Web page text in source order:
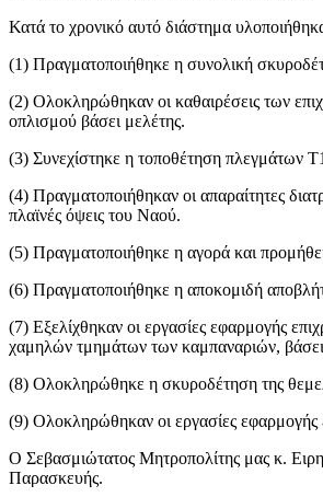
Κατά το χρονικό αυτό διάστημα
(1) Πραγματοποιήθηκε η συνολική
(2) Ολοκληρώθηκαν οι καθαιρέσεις των
οπλισμού βάσει μελέτης.
(3) Συνεχίστηκε η τοποθέτηση πλεγμάτων
(4) Πραγματοποιήθηκαν οι απαραίτητες
πλαϊνές όψεις του Ναού.
(5) Πραγματοποιήθηκε η αγορά και
(6) Πραγματοποιήθηκε η αποκομιδή
(7) Εξελίχθηκαν οι εργασίες εφαρμογής
χαμηλών τμημάτων των καμπαναριών, βάσει
(8) Ολοκληρώθηκε η σκυροδέτηση της
(9) Ολοκληρώθηκαν οι εργασίες εφαρμογής
Ο Σεβασμιώτατος Μητροπολίτης μας κ.
Παρασκευής.